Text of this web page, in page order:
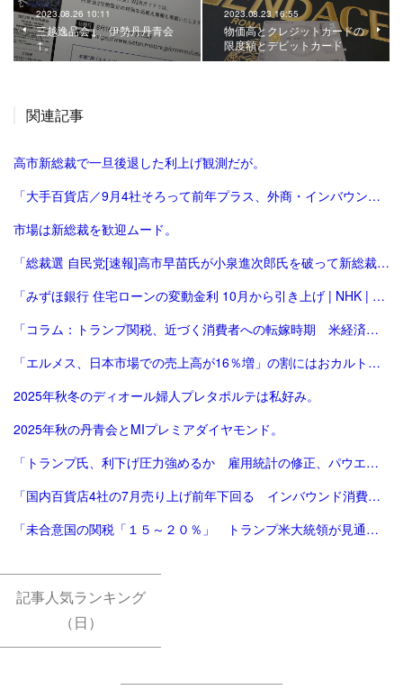
2023.08.26 10:11
三越逸品会↓、伊勢丹丹青会
↑。
2023.08.23 16:55
物価高とクレジットカードの
限度額とデビットカード。
関連記事
高市新総裁で一旦後退した利上げ観測だが。
「大手百貨店／9月4社そろって前年プラス、外商・インバウンド好調 | 流通ニュース」
市場は新総裁を歓迎ムード。
「総裁選 自民党[速報]高市早苗氏が小泉進次郎氏を破って新総裁、会見で「景色変える」初の女性首相が誕生か : 読売新聞」
「みずほ銀行 住宅ローンの変動金利 10月から引き上げ | NHK | 金融」
「コラム：トランプ関税、近づく消費者への転嫁時期 米経済にどう影響 | ロイター」
「エルメス、日本市場での売上高が16％増」の割にはおカルト系（笑）は減った気がする。
2025年秋冬のディオール婦人プレタポルテは私好み。
2025年秋の丹青会とMIプレミアダイヤモンド。
「トランプ氏、利下げ圧力強めるか 雇用統計の修正、パウエル氏に逆風 [トランプ再来][トランプ関税]：朝日新聞」
「国内百貨店4社の7月売り上げ前年下回る インバウンド消費減で | ロイター」
「未合意国の関税「１５～２０％」 トランプ米大統領が見通し：時事ドットコム」
記事人気ランキング
（日）